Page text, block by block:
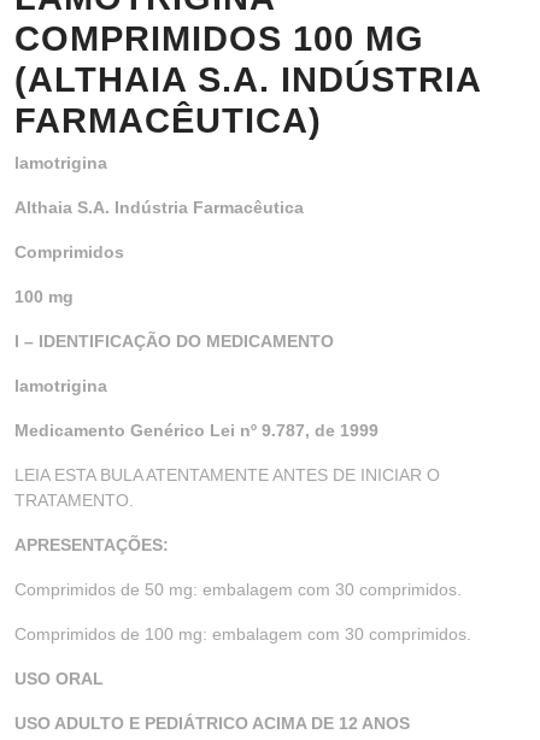
COMPRIMIDOS 100 MG
(ALTHAIA S.A. INDÚSTRIA
FARMACÊUTICA)
lamotrigina
Althaia S.A. Indústria Farmacêutica
Comprimidos
100 mg
I – IDENTIFICAÇÃO DO MEDICAMENTO
lamotrigina
Medicamento Genérico Lei nº 9.787, de 1999
LEIA ESTA BULA ATENTAMENTE ANTES DE INICIAR O
TRATAMENTO.
APRESENTAÇÕES:
Comprimidos de 50 mg: embalagem com 30 comprimidos.
Comprimidos de 100 mg: embalagem com 30 comprimidos.
USO ORAL
USO ADULTO E PEDIÁTRICO ACIMA DE 12 ANOS